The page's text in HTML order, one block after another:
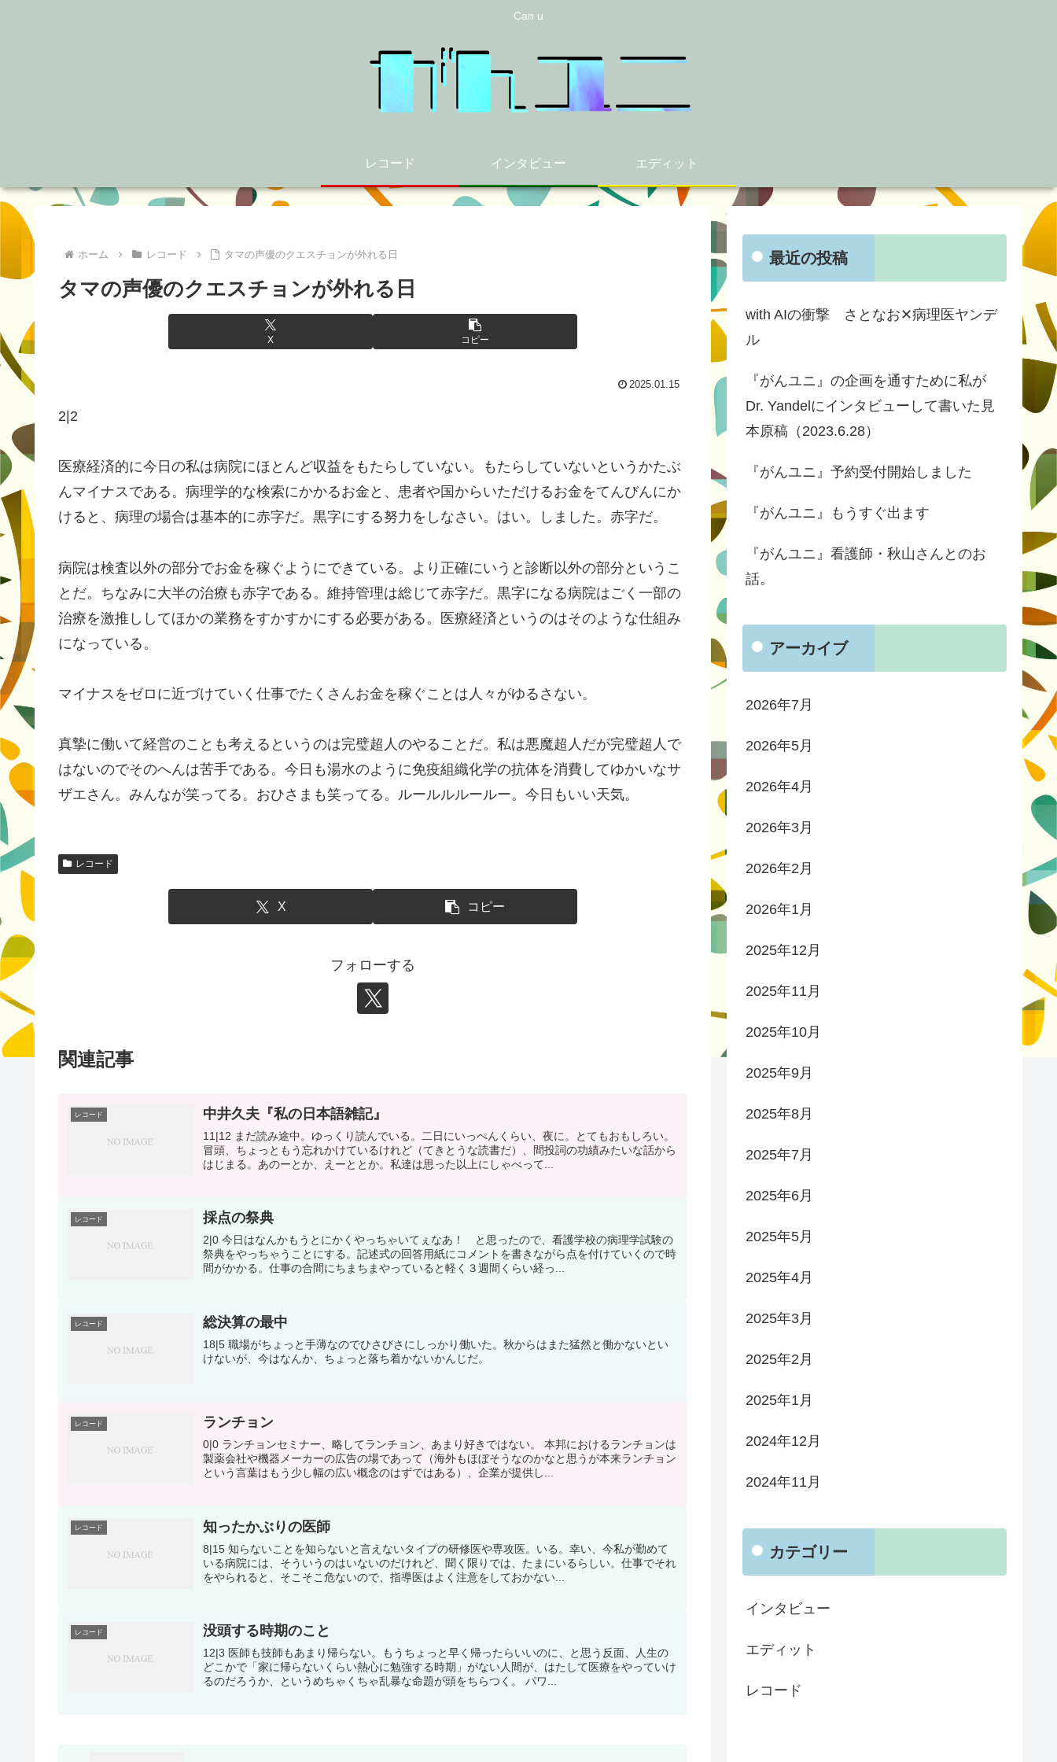
Can u
レコード インタビュー エディット
ホーム レコード タマの声優のクエスチョンが外れる日
タマの声優のクエスチョンが外れる日
X コピー
2025.01.15
2|2
医療経済的に今日の私は病院にほとんど収益をもたらしていない。もたらしていないというかたぶ
んマイナスである。病理学的な検索にかかるお金と、患者や国からいただけるお金をてんびんにか
けると、病理の場合は基本的に赤字だ。黒字にする努力をしなさい。はい。しました。赤字だ。
病院は検査以外の部分でお金を稼ぐようにできている。より正確にいうと診断以外の部分というこ
とだ。ちなみに大半の治療も赤字である。維持管理は総じて赤字だ。黒字になる病院はごく一部の
治療を激推ししてほかの業務をすかすかにする必要がある。医療経済というのはそのような仕組み
になっている。
マイナスをゼロに近づけていく仕事でたくさんお金を稼ぐことは人々がゆるさない。
真摯に働いて経営のことも考えるというのは完璧超人のやることだ。私は悪魔超人だが完璧超人で
はないのでそのへんは苦手である。今日も湯水のように免疫組織化学の抗体を消費してゆかいなサ
ザエさん。みんなが笑ってる。おひさまも笑ってる。ルールルルールー。今日もいい天気。
レコード
X コピー
フォローする
関連記事
レコード 中井久夫『私の日本語雑記』
11|12 まだ読み途中。ゆっくり読んでいる。二日にいっぺんくらい、夜に。とてもおもしろい。
冒頭、ちょっともう忘れかけているけれど（てきとうな読書だ）、間投詞の功績みたいな話から
はじまる。あのーとか、えーととか。私達は思った以上にしゃべって...
レコード 採点の祭典
2|0 今日はなんかもうとにかくやっちゃいてぇなあ！ と思ったので、看護学校の病理学試験の
祭典をやっちゃうことにする。記述式の回答用紙にコメントを書きながら点を付けていくので時
間がかかる。仕事の合間にちまちまやっていると軽く３週間くらい経っ...
レコード 総決算の最中
18|5 職場がちょっと手薄なのでひさびさにしっかり働いた。秋からはまた猛然と働かないとい
けないが、今はなんか、ちょっと落ち着かないかんじだ。
レコード ランチョン
0|0 ランチョンセミナー、略してランチョン、あまり好きではない。 本邦におけるランチョンは
製薬会社や機器メーカーの広告の場であって（海外もほぼそうなのかなと思うが本来ランチョン
という言葉はもう少し幅の広い概念のはずではある）、企業が提供し...
レコード 知ったかぶりの医師
8|15 知らないことを知らないと言えないタイプの研修医や専攻医。いる。幸い、今私が勤めて
いる病院には、そういうのはいないのだけれど、聞く限りでは、たまにいるらしい。仕事でそれ
をやられると、そこそこ危ないので、指導医はよく注意をしておかない...
レコード 没頭する時期のこと
12|3 医師も技師もあまり帰らない。もうちょっと早く帰ったらいいのに、と思う反面、人生の
どこかで「家に帰らないくらい熱心に勉強する時期」がない人間が、はたして医療をやっていけ
るのだろうか、というめちゃくちゃ乱暴な命題が頭をちらつく。 パワ...
最近の投稿
with AIの衝撃 さとなお✕病理医ヤンデ
ル
『がんユニ』の企画を通すために私が
Dr. Yandelにインタビューして書いた見
本原稿（2023.6.28）
『がんユニ』予約受付開始しました
『がんユニ』もうすぐ出ます
『がんユニ』看護師・秋山さんとのお
話。
アーカイブ
2026年7月
2026年5月
2026年4月
2026年3月
2026年2月
2026年1月
2025年12月
2025年11月
2025年10月
2025年9月
2025年8月
2025年7月
2025年6月
2025年5月
2025年4月
2025年3月
2025年2月
2025年1月
2024年12月
2024年11月
カテゴリー
インタビュー
エディット
レコード